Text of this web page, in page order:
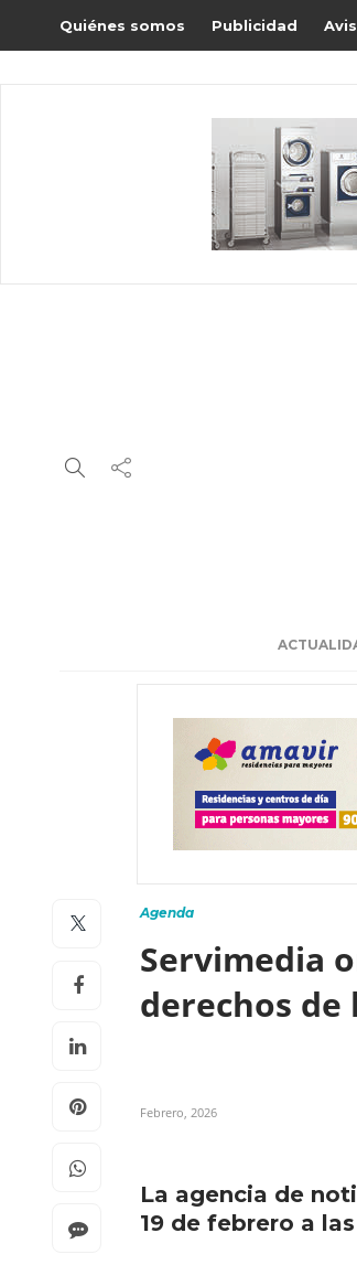
Quiénes somos Publicidad
Agenda
Servimedia
derechos de
Febrero, 2026
La agencia de
19 de febrero a